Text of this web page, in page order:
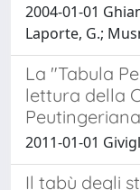
2004-01-01
Laporte, G.;
La "Tabula
lettura della
Peutingeriana
2011-01-01
Il tabù degli